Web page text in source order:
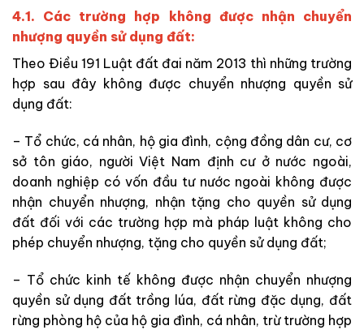
4.1. Các trường hợp không được nhận chuyển
nhượng quyền sử dụng đất:
Theo Điều 191 Luật đất đai năm 2013 thì những trường
hợp sau đây không được chuyển nhượng quyền sử
dụng đất:
– Tổ chức, cá nhân, hộ gia đình, cộng đồng dân cư, cơ
sở tôn giáo, người Việt Nam định cư ở nước ngoài,
doanh nghiệp có vốn đầu tư nước ngoài không được
nhận chuyển nhượng, nhận tặng cho quyền sử dụng
đất đối với các trường hợp mà pháp luật không cho
phép chuyển nhượng, tặng cho quyền sử dụng đất;
– Tổ chức kinh tế không được nhận chuyển nhượng
quyền sử dụng đất trồng lúa, đất rừng đặc dụng, đất
rừng phòng hộ của hộ gia đình, cá nhân, trừ trường hợp